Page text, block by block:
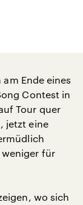
Ende eines
Contest in
Tour quer
jetzt eine
weniger für
wo sich